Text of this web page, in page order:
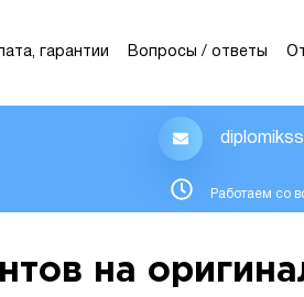
гарантии Вопросы / ответы
Работаем со
на